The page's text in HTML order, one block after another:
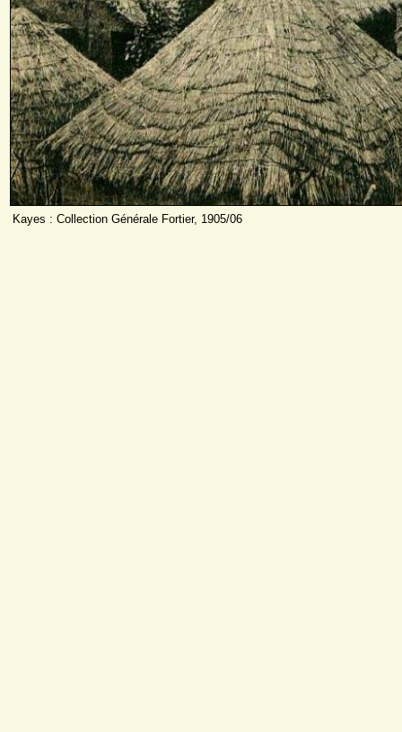
Kayes : Collection Générale Fortier, 1905/06